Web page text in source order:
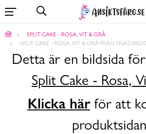
SPLIT CAKE - ROSA, VIT & GRÅ
SPLIT CAKE - ROSA, VIT & GRÅ FRÅN
Detta är en bildsida
Split Cake - Rosa,
Klicka härför att